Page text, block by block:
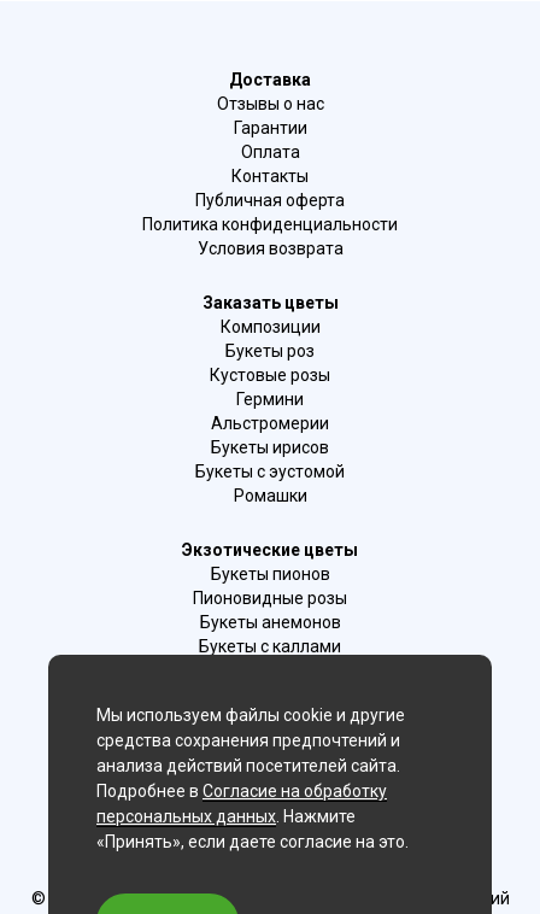
Доставка
Отзывы о нас
Гарантии
Оплата
Контакты
Публичная оферта
Политика конфиденциальности
Условия возврата
Заказать цветы
Композиции
Букеты роз
Кустовые розы
Гермини
Альстромерии
Букеты ирисов
Букеты с эустомой
Ромашки
Экзотические цветы
Букеты пионов
Пионовидные розы
Букеты анемонов
Букеты с каллами
Лаванда
Гиацинты
Мы в соц. сетях:
Иркутск, г. Иркутск ул.Ленина 25
© Delaflor - доставка цветов, 2012-2026
ИП Рыжков Евгений
Мы используем файлы cookie и другие
средства сохранения предпочтений и
анализа действий посетителей сайта.
Подробнее в Согласие на обработку
персональных данных . Нажмите
«Принять», если даете согласие на это.